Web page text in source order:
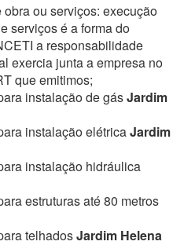
ou serviços: execução
serviços é a forma do
a responsabilidade
exercia junta a empresa no
que emitimos;
instalação de gásJardim
instalação elétricaJardim
instalação hidráulica
estruturas até 80 metros
telhadosJardim Helena